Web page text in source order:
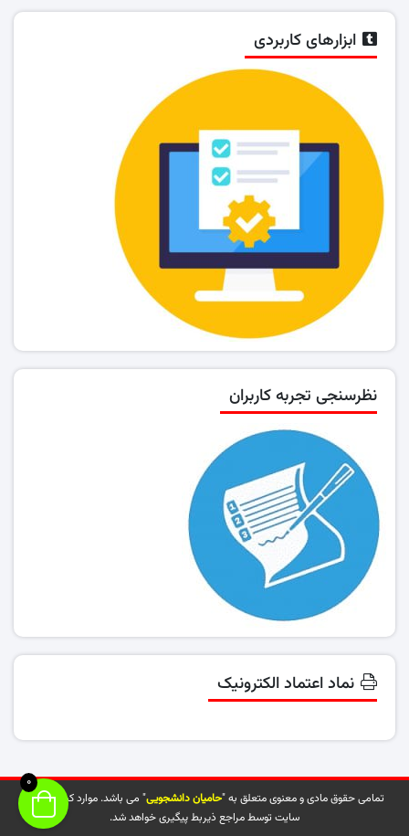
ابزارهای کاربردی
نظرسنجی تجربه کاربران
نماد اعتماد الکترونیک
تمامی حقوق مادی و معنوی متعلق به "حامیان دانشجویی" می باشد. موارد کپی شده از
سایت توسط مراجع ذیربط پیگیری خواهد شد.
0